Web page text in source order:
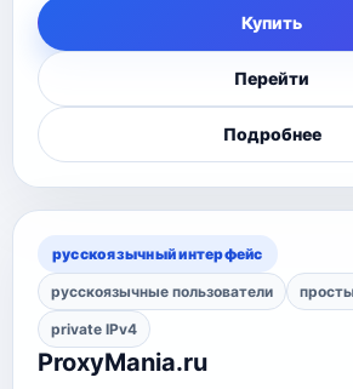
Купить
Перейти
Подробнее
русскоязычный интерфейс
русскоязычные пользователи
private IPv4
ProxyMania.ru